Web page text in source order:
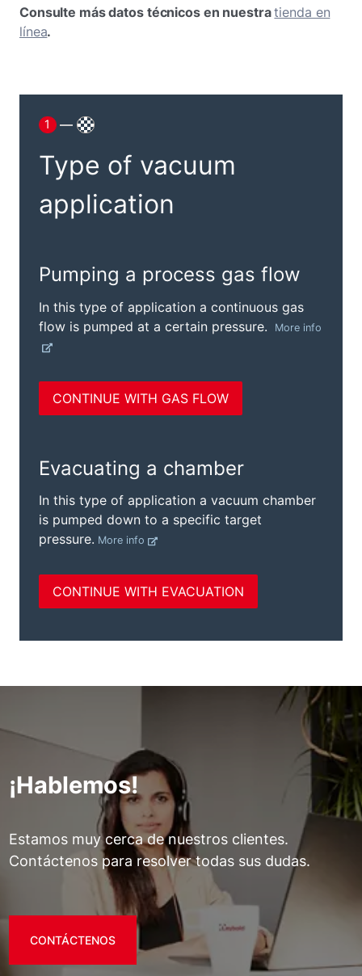
Consulte más datos técnicos en nuestratienda en
línea.
¡Hablemos!
Estamos muy cerca de nuestros clientes.
Contáctenos para resolver todas sus dudas.
CONTÁCTENOS